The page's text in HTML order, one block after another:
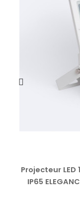
Projecteur LED
IP65